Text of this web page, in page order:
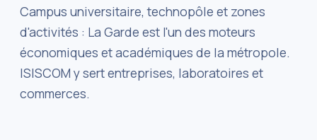
Campus universitaire, technopôle et zones
d'activités : La Garde est l'un des moteurs
économiques et académiques de la métropole.
ISISCOM y sert entreprises, laboratoires et
commerces.